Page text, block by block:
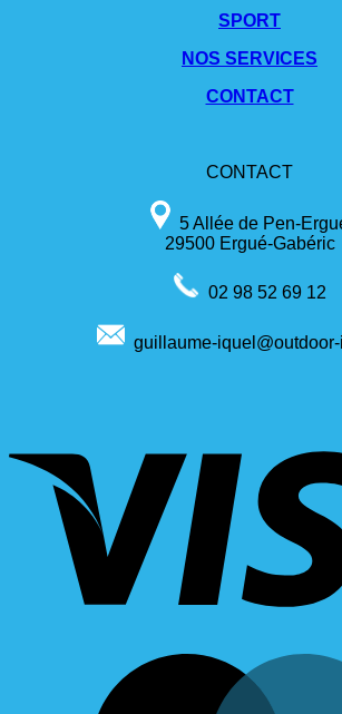
SPORT
NOS SERVICES
CONTACT
CONTACT
5 Allée de Pen-
29500 Ergué-Gabéric
02 98 52 69 12
guillaume-iquel@outdoor-